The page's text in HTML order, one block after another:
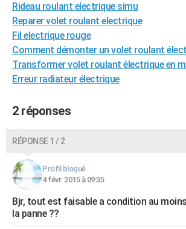
Destinations
City break
Voyage nature
Voyage de noces
Forum
Climat
PHOTO
GUIDES D'ACHAT
BONS PLANS
CARTE DE VOEUX
Carte de Noël
Carte Bonne année
Carte Saint-Valentin
Carte Pâques
Carte d'anniversaire
DICTIONNAIRE
S'inscrire
Se connecter
Lycées
Collèges
Primaires
Universités
Entreprises
Service militaire
Avis de recherche
AVIS DE DÉCÈS
FORUM
Rideau roulant electrique simu
Reparer volet roulant electrique
Fil electrique rouge
Comment démonter un volet roulant
Transformer volet roulant électrique en
Erreur radiateur électrique
2 réponses
RÉPONSE 1 / 2
Profil bloqué
4 févr. 2015 à 09:35
Bjr, tout est faisable a condition au
la panne ??